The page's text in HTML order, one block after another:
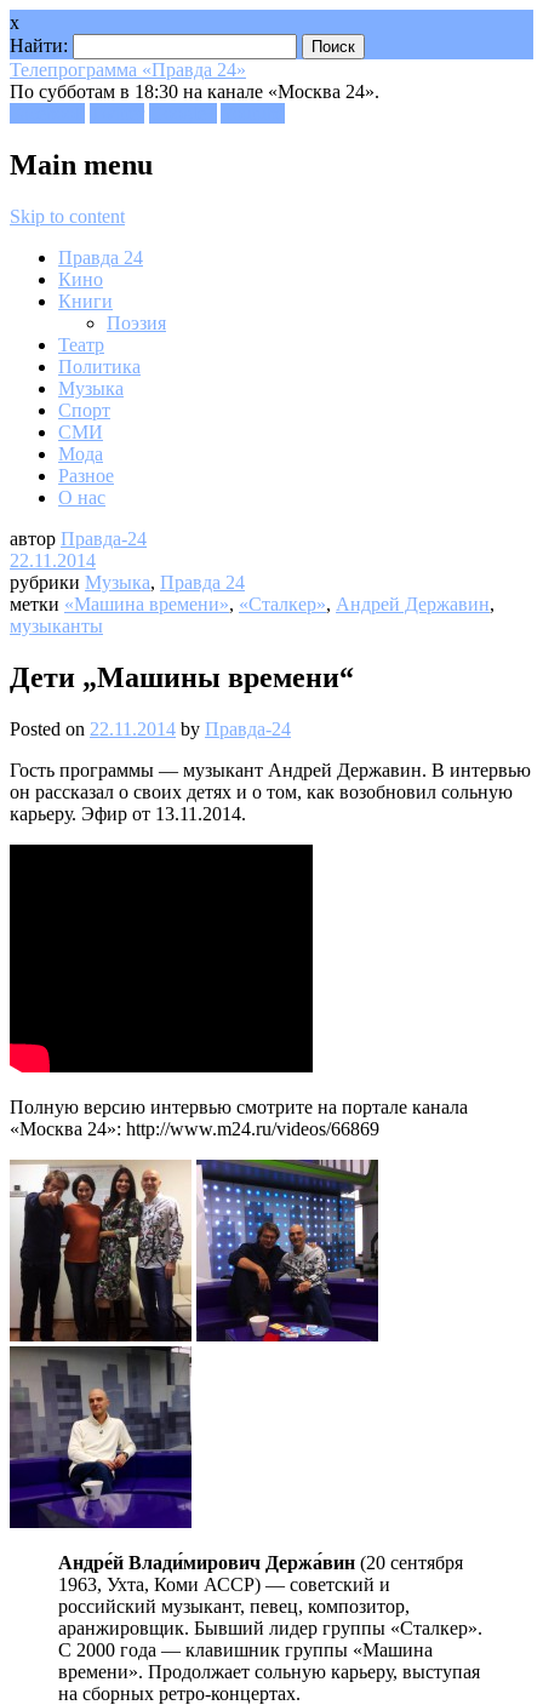
x
Найти:
Телепрограмма «Правда 24»
По субботам в 18:30 на канале «Москва 24».
Main menu
Skip to content
Правда 24
Кино
Книги
Поэзия
Театр
Политика
Музыка
Спорт
СМИ
Мода
Разное
О нас
автор Правда-24
22.11.2014
рубрики Музыка, Правда 24
метки «Машина времени», «Сталкер», Андрей Державин,
музыканты
Дети „Машины времени“
Posted on 22.11.2014 by Правда-24
Гость программы — музыкант Андрей Державин. В интервью
он рассказал о своих детях и о том, как возобновил сольную
карьеру. Эфир от 13.11.2014.
Полную версию интервью смотрите на портале канала
«Москва 24»: http://www.m24.ru/videos/66869
Андре́й Влади́мирович Держа́вин (20 сентября
1963, Ухта, Коми АССР) — советский и
российский музыкант, певец, композитор,
аранжировщик. Бывший лидер группы «Сталкер».
С 2000 года — клавишник группы «Машина
времени». Продолжает сольную карьеру, выступая
на сборных ретро-концертах.